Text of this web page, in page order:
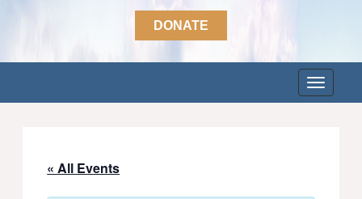
DONATE
« All Events